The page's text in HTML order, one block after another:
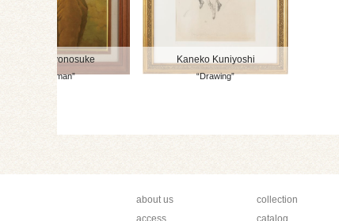
Fukui Ryonosuke
“Woman”
Kaneko Kuniyoshi
“Drawing”
about us
access
collection
catalog